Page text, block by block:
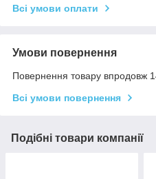
Всі умови оплати
Умови повернення
Повернення товару впродовж
Всі умови повернення
Подібні товари компанії